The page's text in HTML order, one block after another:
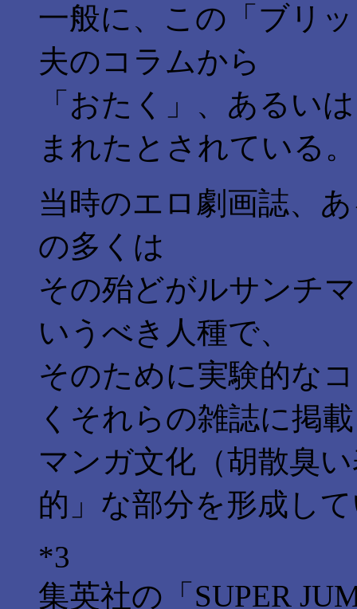
一般に、この「ブリ
夫のコラムから
「おたく」、あるい
まれたとされている。
当時のエロ劇画誌、
の多くは
その殆どがルサンチ
いうべき人種で、
そのために実験的な
くそれらの雑誌に掲
マンガ文化（胡散臭
的」な部分を形成し
*3
集英社の「SUPER